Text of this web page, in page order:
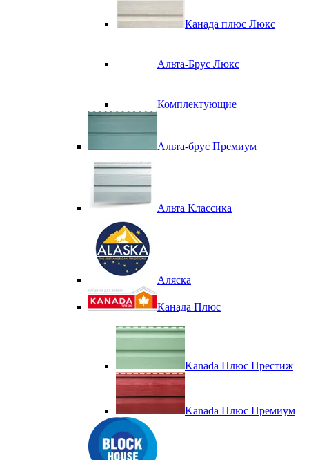
Канада плюс Люкс
Альта-Брус Люкс
Комплектующие
Альта-брус Премиум
Альта Классика
Аляска
Канада Плюс
Kanada Плюс Престиж
Kanada Плюс Премиум